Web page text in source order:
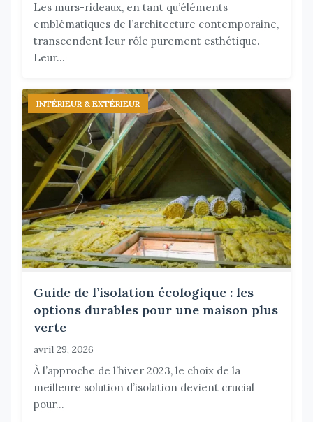
Les murs-rideaux, en tant qu’éléments
emblématiques de l’architecture contemporaine,
transcendent leur rôle purement esthétique.
Leur...
INTÉRIEUR & EXTÉRIEUR
Guide de l’isolation écologique : les
options durables pour une maison plus
verte
avril 29, 2026
À l’approche de l’hiver 2023, le choix de la
meilleure solution d’isolation devient crucial
pour...